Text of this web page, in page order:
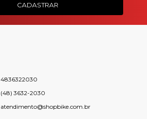
CADASTRAR
4836322030
(48) 3632-2030
atendimento@shopbike.com.br